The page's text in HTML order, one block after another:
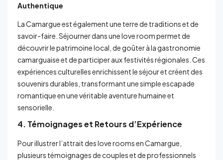
Authentique
La Camargue est également une terre de traditions et de
savoir-faire. Séjourner dans une love room permet de
découvrir le patrimoine local, de goûter à la gastronomie
camarguaise et de participer aux festivités régionales. Ces
expériences culturelles enrichissent le séjour et créent des
souvenirs durables, transformant une simple escapade
romantique en une véritable aventure humaine et
sensorielle.
4. Témoignages et Retours d’Expérience
Pour illustrer l’attrait des love rooms en Camargue,
plusieurs témoignages de couples et de professionnels